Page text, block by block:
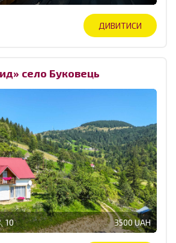
ДИВИТИСИ
село Буковець
10 3500 UAH